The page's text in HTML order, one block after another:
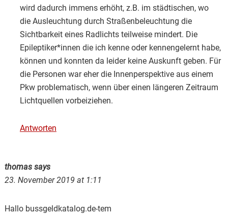
wird dadurch immens erhöht, z.B. im städtischen, wo
die Ausleuchtung durch Straßenbeleuchtung die
Sichtbarkeit eines Radlichts teilweise mindert. Die
Epileptiker*innen die ich kenne oder kennengelernt habe,
können und konnten da leider keine Auskunft geben. Für
die Personen war eher die Innenperspektive aus einem
Pkw problematisch, wenn über einen längeren Zeitraum
Lichtquellen vorbeiziehen.
Antworten
thomas says
23. November 2019 at 1:11
Hallo bussgeldkatalog.de-tem